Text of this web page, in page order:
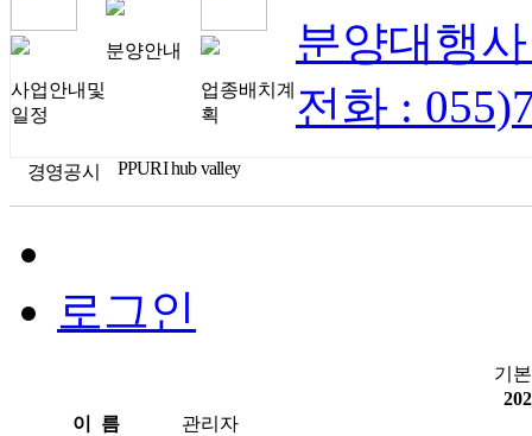
사업안내및
일정
분양안내
업종배치계
획
분양대행사
전화 :
경영공시 PPURI hub valley
로그인
기
이 름
관리자